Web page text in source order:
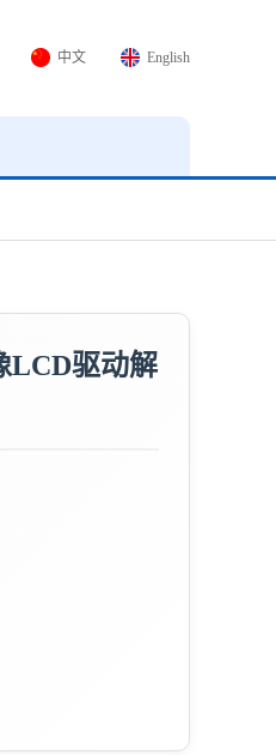
中文 English
LCD驱动解